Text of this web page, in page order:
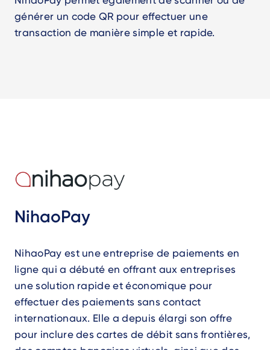
générer un code QR pour effectuer une
transaction de manière simple et rapide.
NihaoPay
NihaoPay est une entreprise de paiements en
ligne qui a débuté en offrant aux entreprises
une solution rapide et économique pour
effectuer des paiements sans contact
internationaux. Elle a depuis élargi son offre
pour inclure des cartes de débit sans frontières,